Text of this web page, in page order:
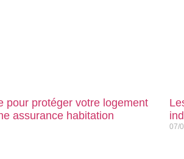
pour protéger votre logement
assurance habitation
07/